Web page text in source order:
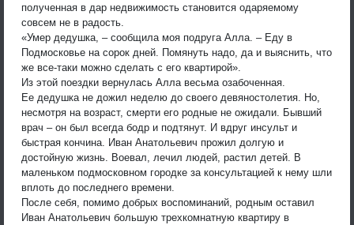
полученная в дар недвижимость становится одаряемому
совсем не в радость.
«Умер дедушка, – сообщила моя подруга Алла. – Еду в
Подмосковье на сорок дней. Помянуть надо, да и выяснить, что
же все-таки можно сделать с его квартирой».
Из этой поездки вернулась Алла весьма озабоченная.
Ее дедушка не дожил неделю до своего девяностолетия. Но,
несмотря на возраст, смерти его родные не ожидали. Бывший
врач – он был всегда бодр и подтянут. И вдруг инсульт и
быстрая кончина. Иван Анатольевич прожил долгую и
достойную жизнь. Воевал, лечил людей, растил детей. В
маленьком подмосковном городке за консультацией к нему шли
вплоть до последнего времени.
После себя, помимо добрых воспоминаний, родным оставил
Иван Анатольевич большую трехкомнатную квартиру в